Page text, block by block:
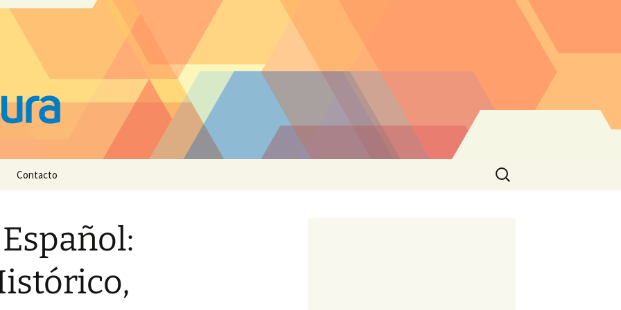
Contacto
Buscar: